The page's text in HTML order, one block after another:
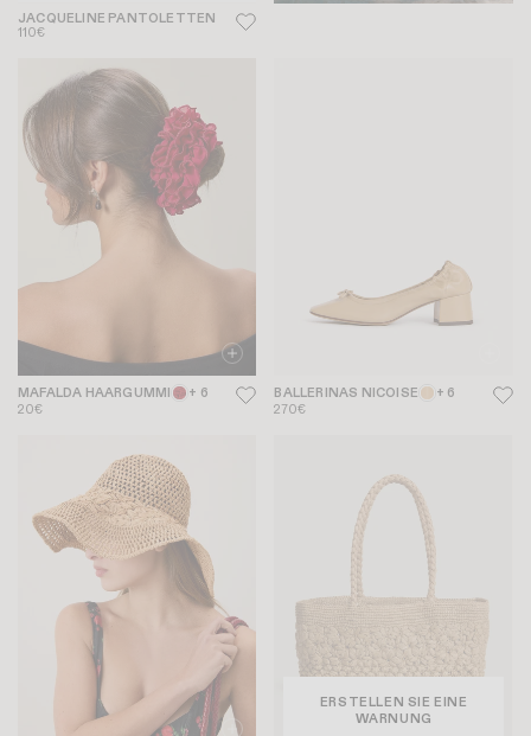
JACQUELINE PANTOLETTEN
110€
MAFALDA HAARGUMMI + 6
20€
BALLERINAS NICOISE + 6
270€
ERSTELLEN SIE EINE
WARNUNG